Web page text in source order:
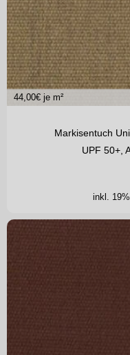
44,00€ je m²
Markisentuch
UPF 50+,
inkl.